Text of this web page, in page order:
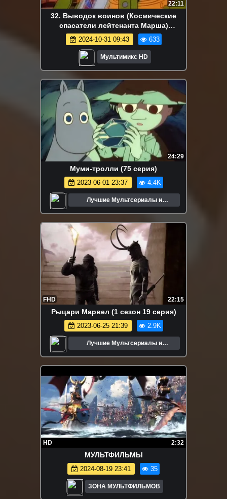
22:11
32. Выводок воинов (Космические
спасатели лейтенанта Марша)
Мультики для детей | Дисней | NetFlix
2024-10-31 09:43 633
Мультимикс HD
24:29
Муми-тролли (75 серия)
2023-06-01 23:37 4.4K
Лучшие Мультсериалы и
Мультфильмы
FHD 22:15
Рыцари Марвел (1 сезон 19 серия)
2023-06-25 21:39 2.9K
Лучшие Мультсериалы и
Мультфильмы
HD 2:32
МУЛЬТФИЛЬМЫ
2024-08-19 23:41 35
ЗОНА МУЛЬТФИЛЬМОВ